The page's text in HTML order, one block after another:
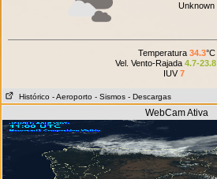
Unknown
Temperatura 34.3°C
Vel. Vento-Rajada 4.7-23.8
IUV7
Histórico - Aeroporto - Sismos - Descargas
WebCam Ativa